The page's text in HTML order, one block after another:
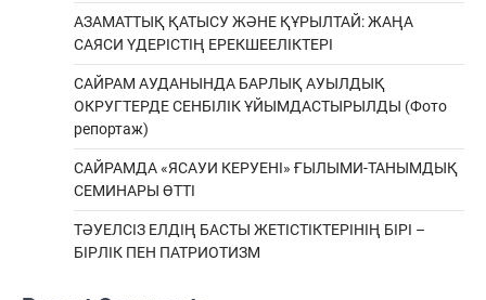
АЗАМАТТЫҚ ҚАТЫСУ ЖӘНЕ ҚҰРЫЛТАЙ: ЖАҢА
САЯСИ ҮДЕРІСТІҢ ЕРЕКШEЕЛІКТЕРІ
САЙРАМ АУДАНЫНДА БАРЛЫҚ АУЫЛДЫҚ
ОКРУГТЕРДЕ СЕНБІЛІК ҰЙЫМДАСТЫРЫЛДЫ (Фото
репортаж)
САЙРАМДА «ЯСАУИ КЕРУЕНІ» ҒЫЛЫМИ-ТАНЫМДЫҚ
СЕМИНАРЫ ӨТТІ
ТӘУЕЛСІЗ ЕЛДІҢ БАСТЫ ЖЕТІСТІКТЕРІНІҢ БІРІ –
БІРЛІК ПЕН ПАТРИОТИЗМ